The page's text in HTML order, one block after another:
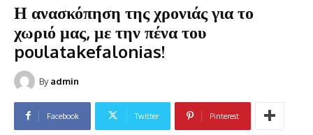
Η ανασκόπηση της χρονιάς για το
χωριό μας, με την πένα του
poulatakefalonias!
By admin
Facebook Twitter Pinterest